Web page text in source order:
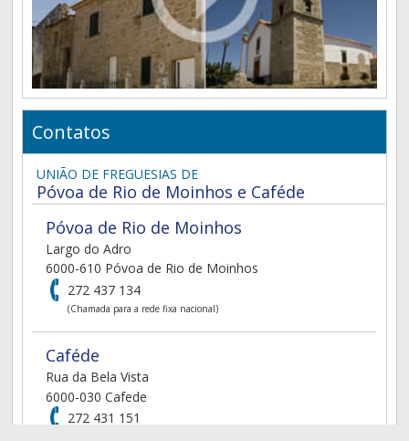
Contatos
UNIÃO DE FREGUESIAS DE
Póvoa de Rio de Moinhos e Caféde
Póvoa de Rio de Moinhos
Largo do Adro
6000-610 Póvoa de Rio de Moinhos
272 437 134
(Chamada para a rede fixa nacional)
Caféde
Rua da Bela Vista
6000-030 Cafede
272 431 151